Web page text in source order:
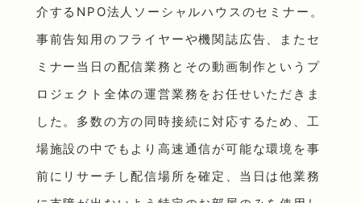
介するNPO法人ソーシャルハウスのセミナー。
事前告知用のフライヤーや機関誌広告、またセ
ミナー当日の配信業務とその動画制作というプ
ロジェクト全体の運営業務をお任せいただきま
した。多数の方の同時接続に対応するため、工
場施設の中でもより高速通信が可能な環境を事
前にリサーチし配信場所を確定、当日は他業務